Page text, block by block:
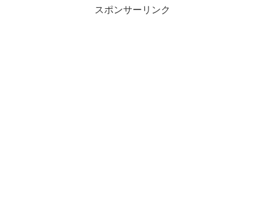
スポンサーリンク